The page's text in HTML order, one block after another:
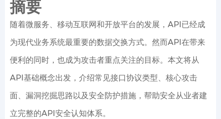
摘要
随着微服务、移动互联网和开放平台的发展，API已经成
为现代业务系统最重要的数据交换方式。然而API在带来
便利的同时，也成为攻击者重点关注的目标。本文将从
API基础概念出发，介绍常见接口协议类型、核心攻击
面、漏洞挖掘思路以及安全防护措施，帮助安全从业者建
立完整的API安全认知体系。